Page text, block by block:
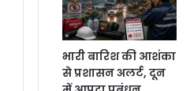
भारी बारिश की आशंका
से प्रशासन अलर्ट, दून